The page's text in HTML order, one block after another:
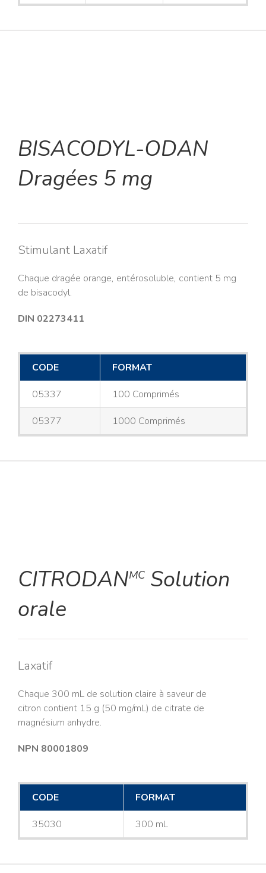
BISACODYL-ODAN
Dragées 5 mg
Stimulant Laxatif
Chaque dragée orange, entérosoluble, contient 5 mg
de bisacodyl.
DIN 02273411
CODE FORMAT
05337 100 Comprimés
05377 1000 Comprimés
CITRODANMC Solution
orale
Laxatif
Chaque 300 mL de solution claire à saveur de
citron contient 15 g (50 mg/mL) de citrate de
magnésium anhydre.
NPN 80001809
CODE FORMAT
35030 300 mL